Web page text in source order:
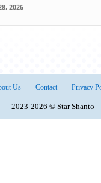
2026
Us Contact Privacy
2023-2026 © Star Shanto